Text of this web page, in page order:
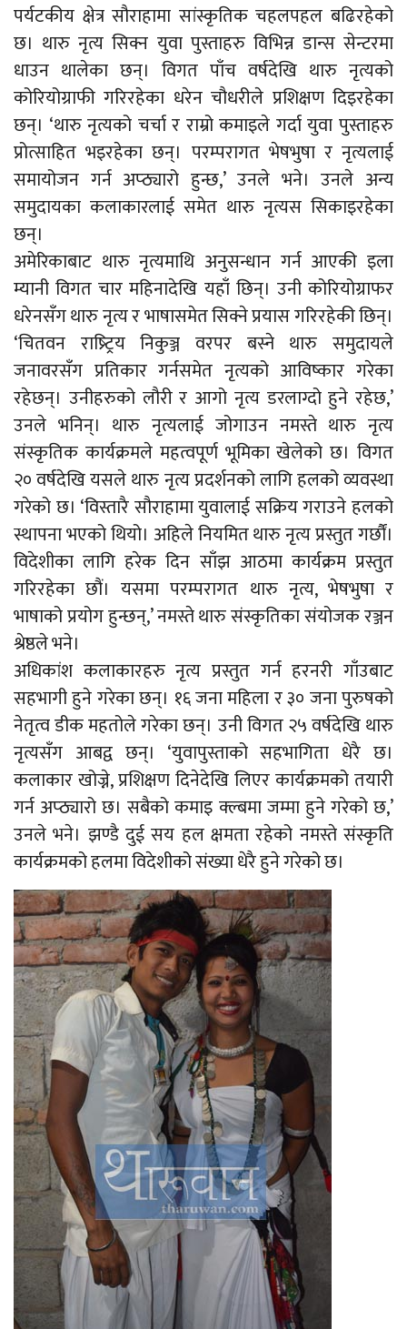
पर्यटकीय क्षेत्र सौराहामा सांस्कृतिक चहलपहल बढिरहेको
छ। थारु नृत्य सिक्न युवा पुस्ताहरु विभिन्न डान्स सेन्टरमा
धाउन थालेका छन्। विगत पाँच वर्षदेखि थारु नृत्यको
कोरियोग्राफी गरिरहेका धरेन चौधरीले प्रशिक्षण दिइरहेका
छन्। ‘थारु नृत्यको चर्चा र राम्रो कमाइले गर्दा युवा पुस्ताहरु
प्रोत्साहित भइरहेका छन्। परम्परागत भेषभुषा र नृत्यलाई
समायोजन गर्न अप्ठ्यारो हुन्छ,’ उनले भने। उनले अन्य
समुदायका कलाकारलाई समेत थारु नृत्यस सिकाइरहेका
छन्।
अमेरिकाबाट थारु नृत्यमाथि अनुसन्धान गर्न आएकी इला
म्यानी विगत चार महिनादेखि यहाँ छिन्। उनी कोरियोग्राफर
धरेनसँग थारु नृत्य र भाषासमेत सिक्ने प्रयास गरिरहेकी छिन्।
‘चितवन राष्र्ट्रिय निकुञ्ज वरपर बस्ने थारु समुदायले
जनावरसँग प्रतिकार गर्नसमेत नृत्यको आविष्कार गरेका
रहेछन्। उनीहरुको लौरी र आगो नृत्य डरलाग्दो हुने रहेछ,’
उनले भनिन्। थारु नृत्यलाई जोगाउन नमस्ते थारु नृत्य
संस्कृतिक कार्यक्रमले महत्वपूर्ण भूमिका खेलेको छ। विगत
२० वर्षदेखि यसले थारु नृत्य प्रदर्शनको लागि हलको व्यवस्था
गरेको छ। ‘विस्तारै सौराहामा युवालाई सक्रिय गराउने हलको
स्थापना भएको थियो। अहिले नियमित थारु नृत्य प्रस्तुत गर्छौं।
विदेशीका लागि हरेक दिन साँझ आठमा कार्यक्रम प्रस्तुत
गरिरहेका छौं। यसमा परम्परागत थारु नृत्य, भेषभुषा र
भाषाको प्रयोग हुन्छन्,’ नमस्ते थारु संस्कृतिका संयोजक रञ्जन
श्रेष्ठले भने।
अधिकांश कलाकारहरु नृत्य प्रस्तुत गर्न हरनरी गाँउबाट
सहभागी हुने गरेका छन्। १६ जना महिला र ३० जना पुरुषको
नेतृत्व डीक महतोले गरेका छन्। उनी विगत २५ वर्षदेखि थारु
नृत्यसँग आबद्व छन्। ‘युवापुस्ताको सहभागिता धेरै छ।
कलाकार खोज्ने, प्रशिक्षण दिनेदेखि लिएर कार्यक्रमको तयारी
गर्न अप्ठ्यारो छ। सबैको कमाइ क्ल्बमा जम्मा हुने गरेको छ,’
उनले भने। झण्डै दुई सय हल क्षमता रहेको नमस्ते संस्कृति
कार्यक्रमको हलमा विदेशीको संख्या धेरै हुने गरेको छ।